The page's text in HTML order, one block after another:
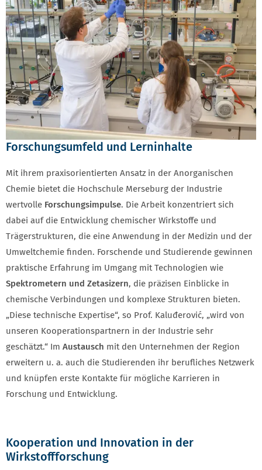
Forschungsumfeld und Lerninhalte
Mit ihrem praxisorientierten Ansatz in der Anorganischen
Chemie bietet die Hochschule Merseburg der Industrie
wertvolle Forschungsimpulse. Die Arbeit konzentriert sich
dabei auf die Entwicklung chemischer Wirkstoffe und
Trägerstrukturen, die eine Anwendung in der Medizin und der
Umweltchemie finden. Forschende und Studierende gewinnen
praktische Erfahrung im Umgang mit Technologien wie
Spektrometern und Zetasizern, die präzisen Einblicke in
chemische Verbindungen und komplexe Strukturen bieten.
„Diese technische Expertise“, so Prof. Kaluđerović, „wird von
unseren Kooperationspartnern in der Industrie sehr
geschätzt.“ Im Austausch mit den Unternehmen der Region
erweitern u. a. auch die Studierenden ihr berufliches Netzwerk
und knüpfen erste Kontakte für mögliche Karrieren in
Forschung und Entwicklung.
Kooperation und Innovation in der
Wirkstoffforschung